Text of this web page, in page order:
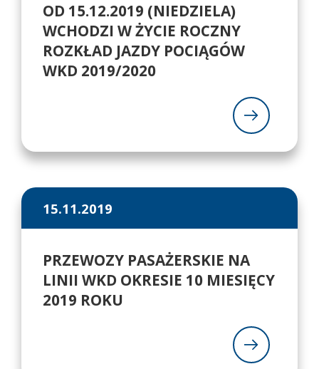
OD 15.12.2019 (NIEDZIELA)
WCHODZI W ŻYCIE ROCZNY
ROZKŁAD JAZDY POCIĄGÓW
WKD 2019/2020
15.11.2019
PRZEWOZY PASAŻERSKIE NA
LINII WKD OKRESIE 10 MIESIĘCY
2019 ROKU